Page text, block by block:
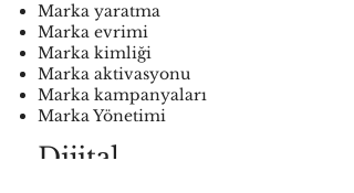
Marka yaratma
Marka evrimi
Marka kimliği
Marka aktivasyonu
Marka kampanyaları
Marka Yönetimi
Dijital